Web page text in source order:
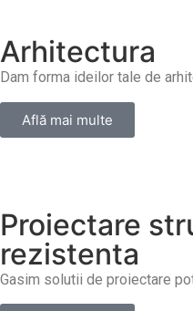
Arhitectura
Dam forma ideilor tale de
Află mai multe
Proiectare
rezistenta
Gasim solutii de proiectare